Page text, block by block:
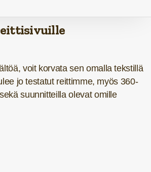
voit korvata sen omalla tekstillä
jo testatut reittimme, myös 360-
suunnitteilla olevat omille